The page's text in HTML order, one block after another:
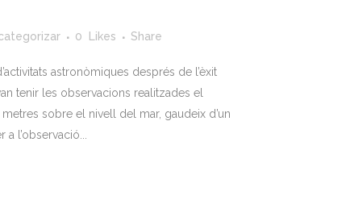
0 Likes Share
astronòmiques després de l’èxit
tenir les observacions realitzades el
sobre el nivell del mar, gaudeix d’un
l’observació...